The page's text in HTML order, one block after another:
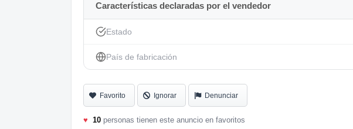
Características declaradas por el vendedor
Estado
País de fabricación
Favorito Ignorar Denunciar
♥ 10 personas tienen este anuncio en favoritos